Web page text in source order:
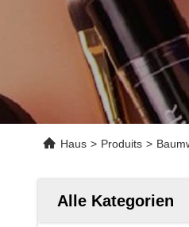
Haus > Produits >
Alle Kategorien